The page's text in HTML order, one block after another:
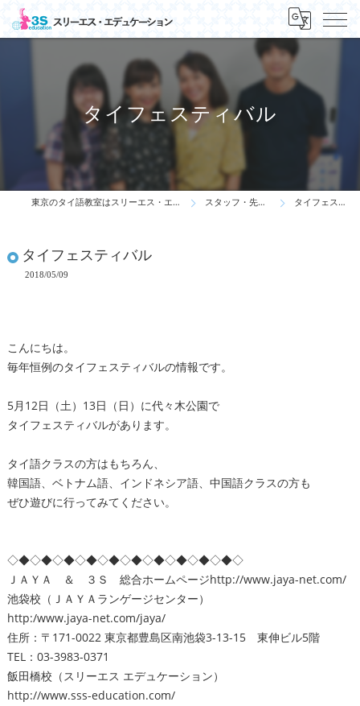
タイフェスティバル
東京のタイ語教室はスリーエス・エデュケーション スタッフ・先生の一言 タイフェスティバル
タイフェスティバル
2018/05/09
こんにちは。
毎年恒例のタイフェスティバルの情報です。
5月12日（土）13日（日）に代々木公園で
タイフェスティバルがあります。
タイ語クラスの方はもちろん、
韓国語、ベトナム語、インドネシア語、中国語クラスの方も
ぜひ遊びに行ってみてください。
◇◆◇◆◇◆◇◆◇◆◇◆◇◆◇◆◇◆◇◆◇
ＪＡＹＡ ＆ ３Ｓ 総合ホームページhttp://www.jaya-net.com/
池袋校（ＪＡＹＡランゲージセンター）
http:/www.jaya-net.com/jaya/
住所：〒171-0022 東京都豊島区南池袋3-13-15 東伸ビル5階
TEL：03-3983-0371
飯田橋校（スリーエス エデュケーション）
http://www.sss-education.com/